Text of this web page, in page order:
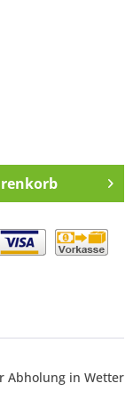
Abholung in Wetter